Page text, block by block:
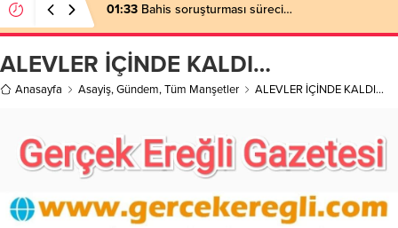
01:33 Bahis soruşturması süreci…
ALEVLER İÇİNDE KALDI…
Anasayfa Asayiş,Gündem,Tüm Manşetler ALEVLER İÇİNDE KALDI…